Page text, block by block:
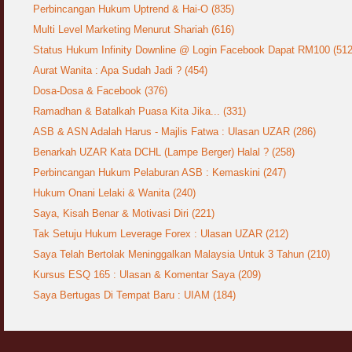
COVID19
Rewards For Stay Safe at Home During
COVID19 Outbreak
12 April 2007
Ramadhan & Batalkah Puasa Kita Jika...
Bahaya Nafsu Lelaki
31 May 2007
18 July 2007
Perbincangan Hukum Uptrend & Hai-O
Koleksi Ceramah & Displin Menadah Ilmu
Dari Ceramah
Conventional
Perbincangan Hukum Uptrend & Hai-O (835)
Multi Level Marketing Menurut Shariah (616)
Status Hukum Infinity Downline @ Login Facebook Dapat RM100
Aurat Wanita : Apa Sudah Jadi ? (454)
Dosa-Dosa & Facebook (376)
Ramadhan & Batalkah Puasa Kita Jika... (331)
ASB & ASN Adalah Harus - Majlis Fatwa : Ulasan UZAR (286)
Benarkah UZAR Kata DCHL (Lampe Berger) Halal ? (258)
Perbincangan Hukum Pelaburan ASB : Kemaskini (247)
Hukum Onani Lelaki & Wanita (240)
Saya, Kisah Benar & Motivasi Diri (221)
Tak Setuju Hukum Leverage Forex : Ulasan UZAR (212)
Saya Telah Bertolak Meninggalkan Malaysia Untuk 3 Tahun (210)
Kursus ESQ 165 : Ulasan & Komentar Saya (209)
Saya Bertugas Di Tempat Baru : UIAM (184)